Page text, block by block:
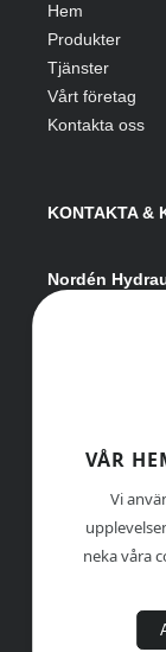
Hem
Produkter
Tjänster
Vårt företag
Kontakta oss
KONTAKTA &
Nordén
Org-nr:
©
VÅR
Vi
neka våra